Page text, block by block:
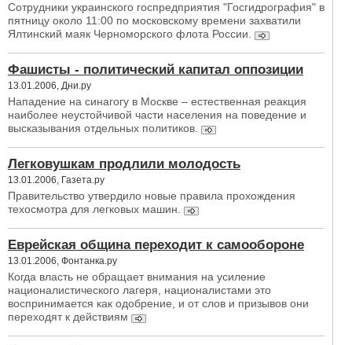
Сотрудники украинского госпредприятия "Госгидрография" в
пятницу около 11:00 по московскому времени захватили
Ялтинский маяк Черноморского флота России.
Фашисты - политический капитал оппозиции
13.01.2006, Дни.ру
Нападение на синагогу в Москве – естественная реакция
наиболее неустойчивой части населения на поведение и
высказывания отдельных политиков.
Легковушкам продлили молодость
13.01.2006, Газета.ру
Правительство утвердило новые правила прохождения
техосмотра для легковых машин.
Еврейская община переходит к самообороне
13.01.2006, Фонтанка.ру
Когда власть не обращает внимания на усиление
националистического лагеря, националистами это
воспринимается как одобрение, и от слов и призывов они
переходят к действиям